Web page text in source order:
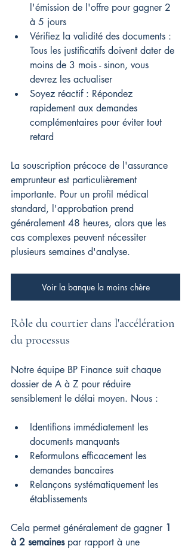
l'émission de l'offre pour gagner 2
à 5 jours
Vérifiez la validité des documents :
Tous les justificatifs doivent dater de
moins de 3 mois - sinon, vous
devrez les actualiser
Soyez réactif : Répondez
rapidement aux demandes
complémentaires pour éviter tout
retard
La souscription précoce de l'assurance
emprunteur est particulièrement
importante. Pour un profil médical
standard, l'approbation prend
généralement 48 heures, alors que les
cas complexes peuvent nécessiter
plusieurs semaines d'analyse.
Voir la banque la moins chère
Rôle du courtier dans l'accélération
du processus
Notre équipe BP Finance suit chaque
dossier de A à Z pour réduire
sensiblement le délai moyen. Nous :
Identifions immédiatement les
documents manquants
Reformulons efficacement les
demandes bancaires
Relançons systématiquement les
établissements
Cela permet généralement de gagner 1
à 2 semaines par rapport à une